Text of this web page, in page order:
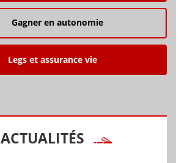
Gagner en autonomie
Legs et assurance vie
ACTUALITÉS